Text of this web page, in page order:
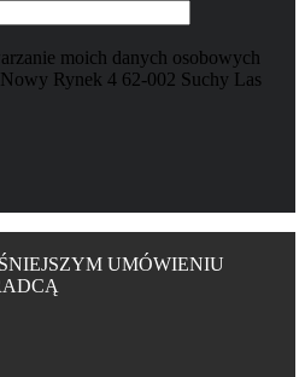
moich danych osobowych
Rynek 4 62-002 Suchy Las
UMÓWIENIU